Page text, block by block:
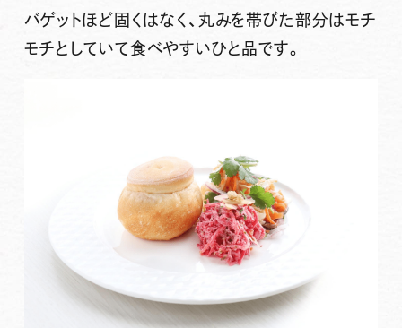
バゲットほど固くはなく、丸みを帯びた部分はモチ
モチとしていて食べやすいひと品です。